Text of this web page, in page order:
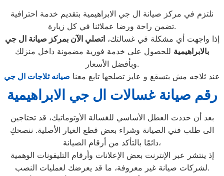
نلتزم في مركز صيانة ال جي الابراهيمية بتقديم خدمة احترافية
تضمن راحة ورضا عملائنا في كل زيارة.
إذا واجهت أي مشكلة في غسالتك،اتصلي الآن بمركز صيانة ال جي
بالابراهيمية للحصول على خدمة فورية مضمونة داخل منزلك
وبأفضل الأسعار.
عند ثلاجه مش بتسقع و عايز تصلحها تابع معنا صيانه ثلاجات ال جي
رقم صيانة غسالات ال جي الابراهيمية
بعد أن حددت العطل الأساسي للغسالة الأوتوماتيك، قد تحتاجين
الى طلب فني الصيانة وشراء بعض قطع الغيار الأصلية. ننصحكِ
دائمًا بالتأكد من أرقام الصيانة،
إذ ينتشر عبر الإنترنت بعض الإعلانات وأرقام التليفونات الوهمية
لشركات صيانة غير معروفة، ما قد يعرضك لعمليات النصب.